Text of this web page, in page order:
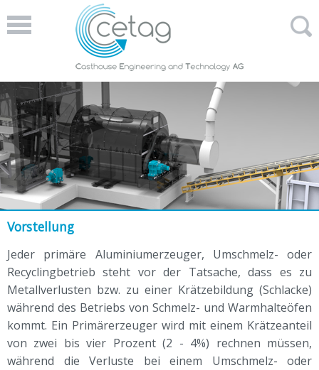
Vorstellung
Jeder primäre Aluminiumerzeuger, Umschmelz- oder
Recyclingbetrieb steht vor der Tatsache, dass es zu
Metallverlusten bzw. zu einer Krätzebildung (Schlacke)
während des Betriebs von Schmelz- und Warmhalteöfen
kommt. Ein Primärerzeuger wird mit einem Krätzeanteil
von zwei bis vier Prozent (2 - 4%) rechnen müssen,
während die Verluste bei einem Umschmelz- oder